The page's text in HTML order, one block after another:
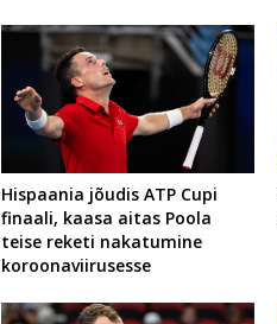
Hispaania jõudis ATP Cupi
finaali, kaasa aitas Poola
teise reketi nakatumine
koroonaviirusesse